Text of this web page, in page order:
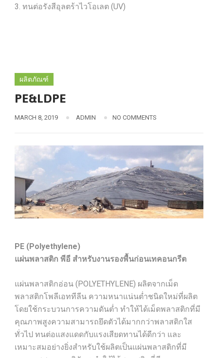
3. ทนต่อรังสีอุลตร้าไวโอเลต (UV)
ผลิตภัณฑ์
PE&LDPE
MARCH 8, 2019 ADMIN NO COMMENTS
PE (Polyethylene)
แผ่นพลาสติก พีอี สำหรับงานรองพื้นก่อนเทคอนกรีต
แผ่นพลาสติกอ่อน (POLYETHYLENE) ผลิตจากเม็ด
พลาสติกโพลีเอททีลีน ความหนาแน่นต่ำชนิดใหม่ที่ผลิต
โดยใช้กระบวนการความดันต่ำ ทำให้ได้เม็ดพลาสติกที่มี
คุณภาพสูงความสามารถยึดตัวได้มากกว่าพลาสติกใส
ทั่วไป ทนต่อแสงแดดกับแรงเสียดทานได้ดีกว่า และ
เหมาะสมอย่างยิ่งสำหรับใช้ผลิตเป็นแผ่นพลาสติกที่มี